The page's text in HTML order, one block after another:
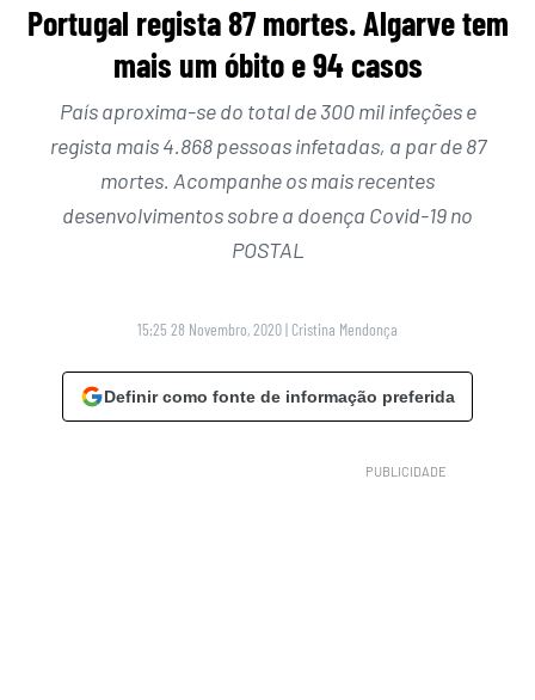
Portugal regista 87 mortes. Algarve tem
mais um óbito e 94 casos
País aproxima-se do total de 300 mil infeções e
regista mais 4.868 pessoas infetadas, a par de 87
mortes. Acompanhe os mais recentes
desenvolvimentos sobre a doença Covid-19 no
POSTAL
15:25 28 Novembro, 2020| Cristina Mendonça
Definir como fonte de informação preferida